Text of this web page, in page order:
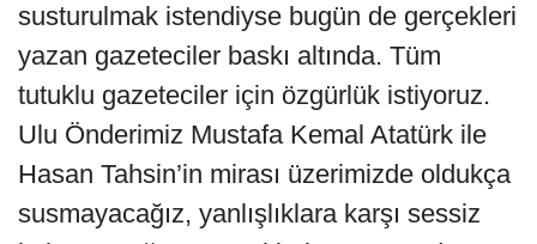
susturulmak istendiyse bugün de gerçekleri
yazan gazeteciler baskı altında. Tüm
tutuklu gazeteciler için özgürlük istiyoruz.
Ulu Önderimiz Mustafa Kemal Atatürk ile
Hasan Tahsin’in mirası üzerimizde oldukça
susmayacağız, yanlışlıklara karşı sessiz